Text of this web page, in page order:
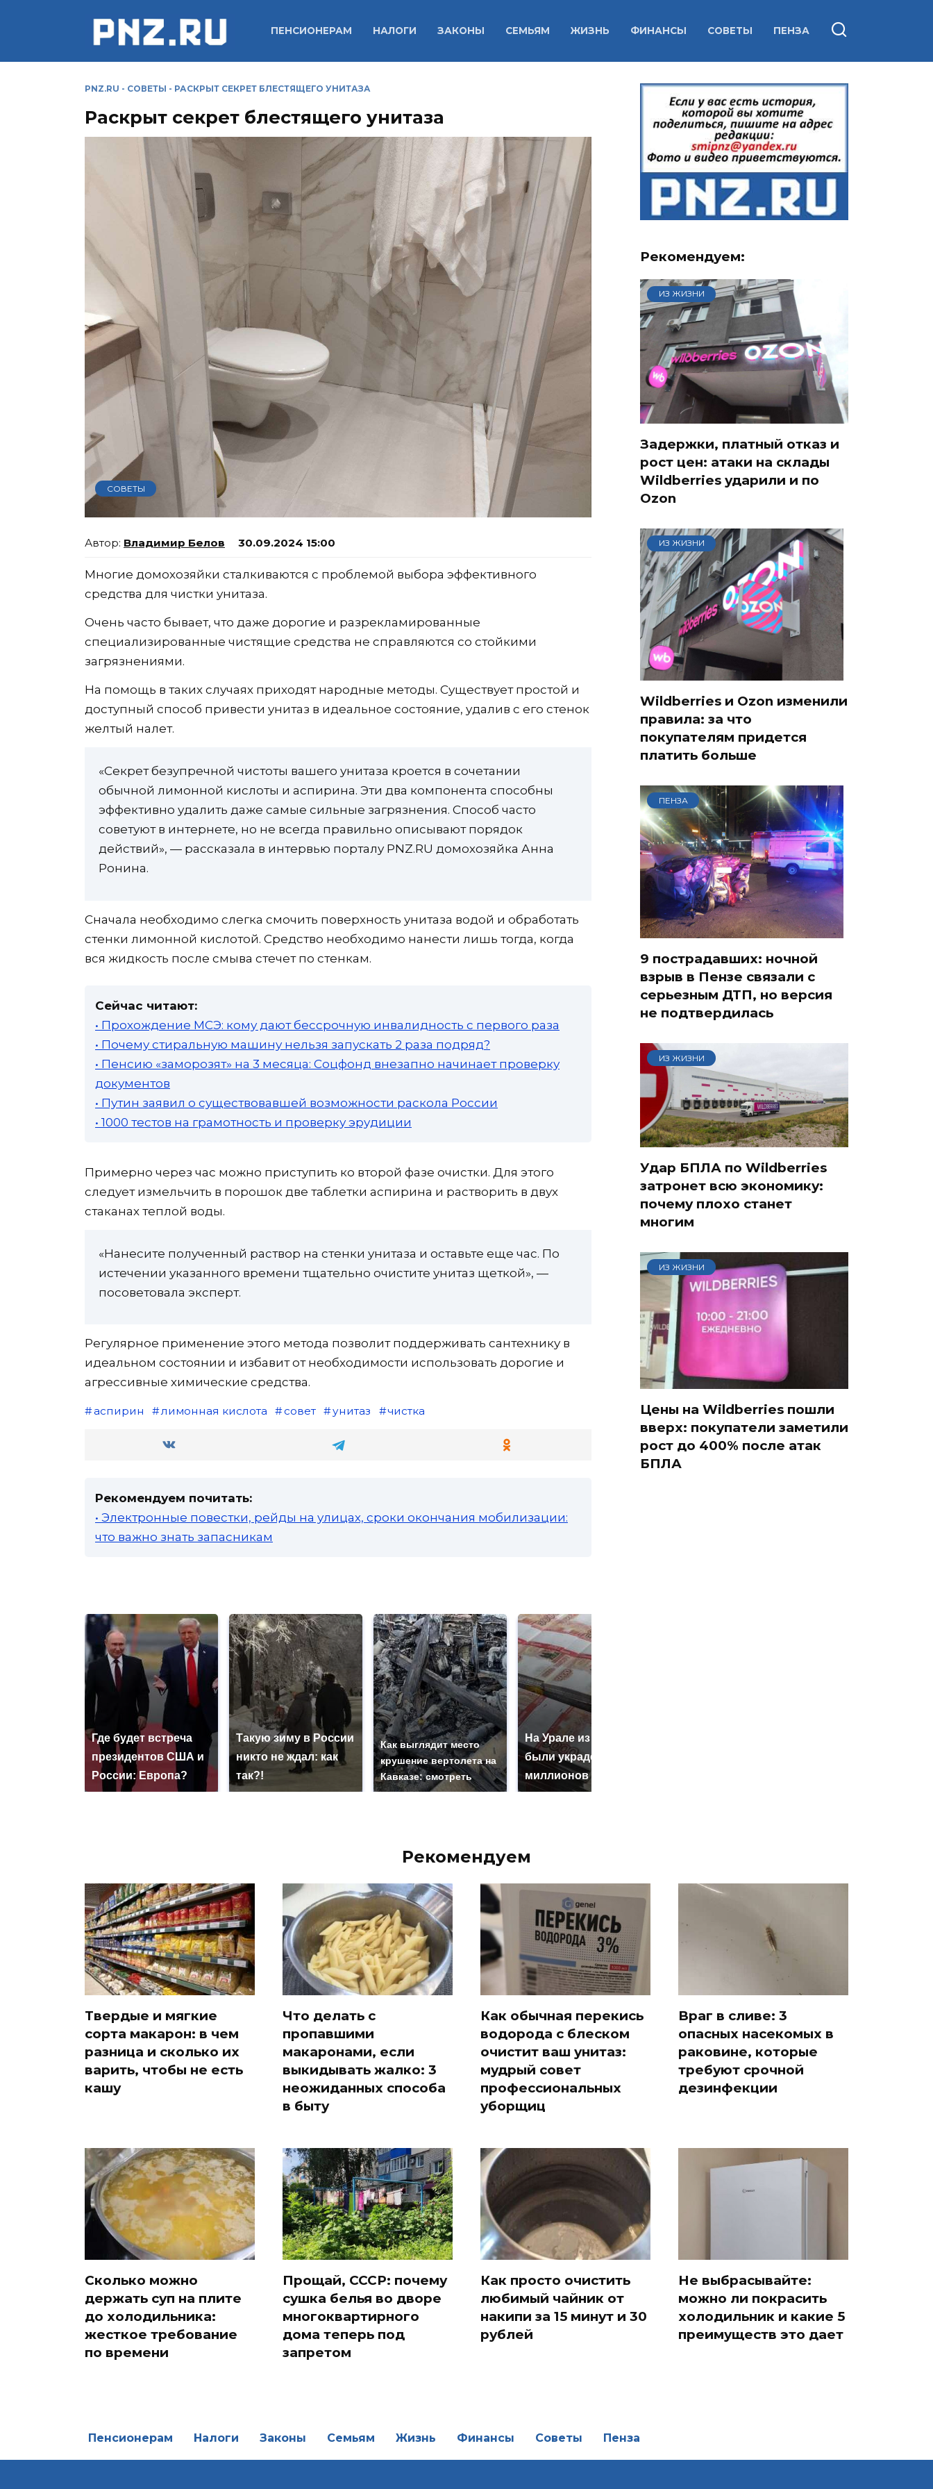
ПЕНСИОНЕРАМ НАЛОГИ ЗАКОНЫ СЕМЬЯМ ЖИЗНЬ ФИНАНСЫ СОВЕТЫ ПЕНЗА
PNZ.RU - СОВЕТЫ - РАСКРЫТ СЕКРЕТ БЛЕСТЯЩЕГО УНИТАЗА
Раскрыт секрет блестящего унитаза
СОВЕТЫ
Владимир Белов 30.09.2024 15:00
Многие домохозяйки сталкиваются с проблемой выбора эффективного
средства для чистки унитаза.
Очень часто бывает, что даже дорогие и разрекламированные
специализированные чистящие средства не справляются со стойкими
загрязнениями.
На помощь в таких случаях приходят народные методы. Существует простой и
доступный способ привести унитаз в идеальное состояние, удалив с его стенок
желтый налет.
«Секрет безупречной чистоты вашего унитаза кроется в сочетании
обычной лимонной кислоты и аспирина. Эти два компонента способны
эффективно удалить даже самые сильные загрязнения. Способ часто
советуют в интернете, но не всегда правильно описывают порядок
действий», — рассказала в интервью порталу PNZ.RU домохозяйка Анна
Ронина.
Сначала необходимо слегка смочить поверхность унитаза водой и обработать
стенки лимонной кислотой. Средство необходимо нанести лишь тогда, когда
вся жидкость после смыва стечет по стенкам.
Сейчас читают:
• Прохождение МСЭ: кому дают бессрочную инвалидность с первого раза
• Почему стиральную машину нельзя запускать 2 раза подряд?
• Пенсию «заморозят» на 3 месяца: Соцфонд внезапно начинает проверку
документов
• Путин заявил о существовавшей возможности раскола России
• 1000 тестов на грамотность и проверку эрудиции
Примерно через час можно приступить ко второй фазе очистки. Для этого
следует измельчить в порошок две таблетки аспирина и растворить в двух
стаканах теплой воды.
«Нанесите полученный раствор на стенки унитаза и оставьте еще час. По
истечении указанного времени тщательно очистите унитаз щеткой», —
посоветовала эксперт.
Регулярное применение этого метода позволит поддерживать сантехнику в
идеальном состоянии и избавит от необходимости использовать дорогие и
агрессивные химические средства.
аспирин лимонная кислота совет унитаз чистка
Рекомендуем почитать:
• Электронные повестки, рейды на улицах, сроки окончания мобилизации:
что важно знать запасникам
Где будет встреча
президентов США и
России: Европа?
Такую зиму в России
никто не ждал: как
так?!
Как выглядит место
крушение вертолета на
Кавказе: смотреть
На Урале из казны
были украдены 18
миллионов рублей
Рекомендуем:
ИЗ ЖИЗНИ
Задержки, платный отказ и
рост цен: атаки на склады
Wildberries ударили и по
Ozon
ИЗ ЖИЗНИ
Wildberries и Ozon изменили
правила: за что
покупателям придется
платить больше
ПЕНЗА
9 пострадавших: ночной
взрыв в Пензе связали с
серьезным ДТП, но версия
не подтвердилась
ИЗ ЖИЗНИ
Удар БПЛА по Wildberries
затронет всю экономику:
почему плохо станет
многим
ИЗ ЖИЗНИ
Цены на Wildberries пошли
вверх: покупатели заметили
рост до 400% после атак
БПЛА
Рекомендуем
Твердые и мягкие
сорта макарон: в чем
разница и сколько их
варить, чтобы не есть
кашу
Что делать с
пропавшими
макаронами, если
выкидывать жалко: 3
неожиданных способа
в быту
Как обычная перекись
водорода с блеском
очистит ваш унитаз:
мудрый совет
профессиональных
уборщиц
Враг в сливе: 3
опасных насекомых в
раковине, которые
требуют срочной
дезинфекции
Сколько можно
держать суп на плите
до холодильника:
жесткое требование
по времени
Прощай, СССР: почему
сушка белья во дворе
многоквартирного
дома теперь под
запретом
Как просто очистить
любимый чайник от
накипи за 15 минут и 30
рублей
Не выбрасывайте:
можно ли покрасить
холодильник и какие 5
преимуществ это дает
Пенсионерам Налоги Законы Семьям Жизнь Финансы Советы Пенза